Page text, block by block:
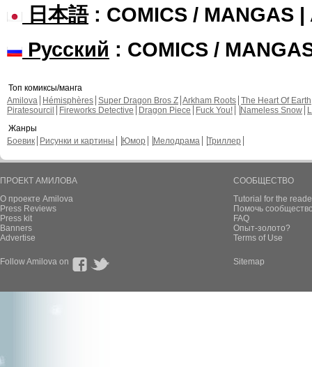
日本語: COMICS / MANGAS |
Русский : COMICS /
Топ комиксы/манга
Amilova
Hémisphères Super Dragon Bros Z Arkham Roots The Heart Of Earth
Piratesourcil
Fireworks Detective Dragon Piece Fuck You! Nameless Snow
Жанры
Боевик
Рисунки и картины Юмор Мелодрама Триллер
ПРОЕКТ АМИЛОВА
О проекте Amilova
Press Reviews
Press kit
Banners
Advertise
СООБЩЕСТВО
Tutorial for the
Помочь
FAQ
Опыт-золото?
Terms of Use
Follow Amilova on Sitemap